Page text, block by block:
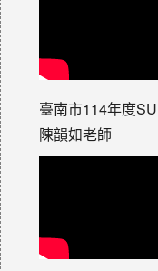
臺南市114年度
陳韻如老師